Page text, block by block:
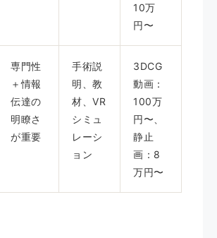
10万
円〜
専門性
＋情報
伝達の
明瞭さ
が重要
手術説
明、教
材、VR
シミュ
レーシ
ョン
3DCG
動画：
100万
円〜、
静止
画：8
万円〜